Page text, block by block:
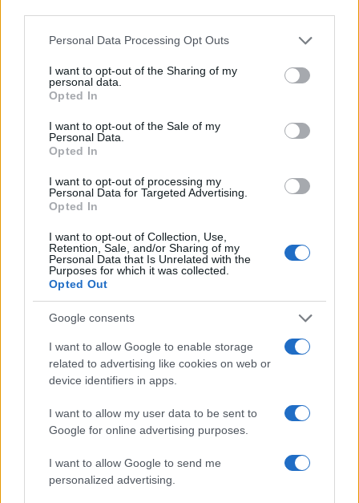
Please note that this website/app uses one or more Google
not limited to your visit or usage behaviour. You may click to
grant or deny consent to Google and its third-party tags to
use your data for below specified purposes in below Google
consent section.
Personal Data Processing Opt Outs
I want to opt-out of the Sharing of my
personal data.
Opted In
I want to opt-out of the Sale of my
Personal Data.
Opted In
I want to opt-out of processing my
Personal Data for Targeted Advertising.
Opted In
I want to opt-out of Collection, Use,
Retention, Sale, and/or Sharing of my
Personal Data that Is Unrelated with the
Purposes for which it was collected.
Opted Out
Google consents
I want to allow Google to enable storage
related to advertising like cookies on web or
device identifiers in apps.
I want to allow my user data to be sent to
Google for online advertising purposes.
I want to allow Google to send me
personalized advertising.
11.02.25
ΕΝΦΙΑ: Τελειώνει ο χρόνος για την έκπτωση
20% – Ποια είναι η εικόνα έως τώρα
Στα σκαριά έκπτωση 50% στο ελάχιστο
φορολογητέο εισόδημα των ατομικών
επιχειρήσεων σε περιοχές άνω των 1.500